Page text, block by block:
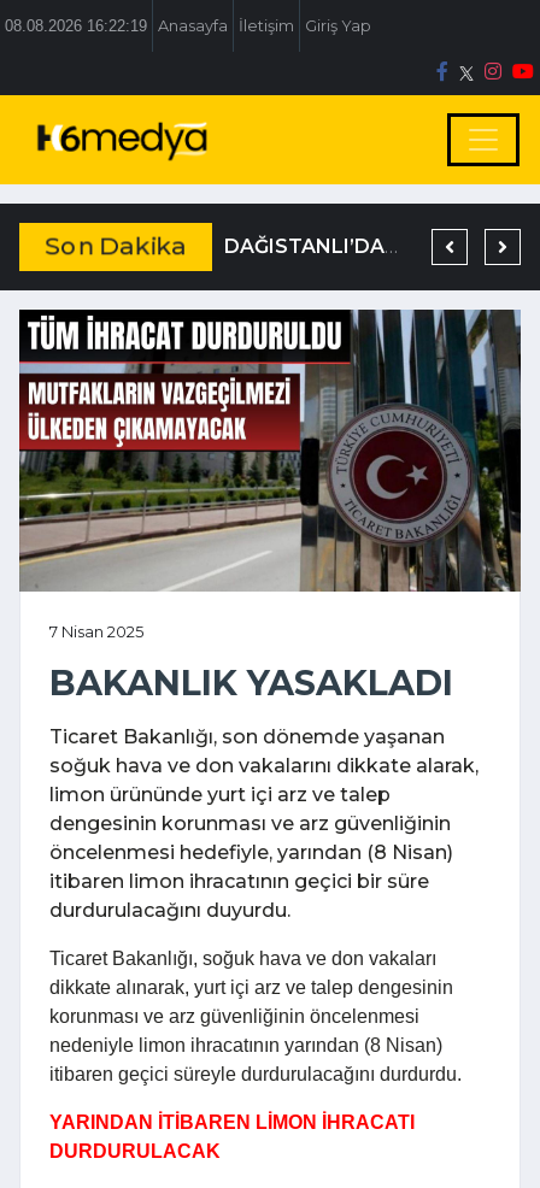
08.08.2026 16:22:20 Anasayfa İletişim Giriş Yap
Son Dakika DAĞISTANLI’DAN, ÖZLÜ’NÜN OTOGAR KARARINA SERT TEPKİ
7 Nisan 2025
BAKANLIK YASAKLADI
Ticaret Bakanlığı, son dönemde yaşanan
soğuk hava ve don vakalarını dikkate alarak,
limon ürününde yurt içi arz ve talep
dengesinin korunması ve arz güvenliğinin
öncelenmesi hedefiyle, yarından (8 Nisan)
itibaren limon ihracatının geçici bir süre
durdurulacağını duyurdu.
Ticaret Bakanlığı, soğuk hava ve don vakaları
dikkate alınarak, yurt içi arz ve talep dengesinin
korunması ve arz güvenliğinin öncelenmesi
nedeniyle limon ihracatının yarından (8 Nisan)
itibaren geçici süreyle durdurulacağını durdurdu.
YARINDAN İTİBAREN LİMON İHRACATI
DURDURULACAK